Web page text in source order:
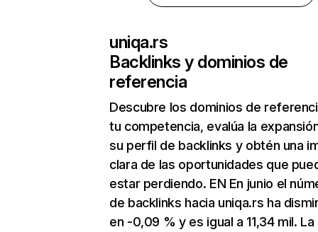
uniqa.rs
Backlinks y dominios de
referencia
Descubre los dominios de
tu competencia, evalúa la
su perfil de backlinks y obtén una
clara de las oportunidades que
estar perdiendo. EN En junio el
de backlinks hacia uniqa.rs ha
en -0,09 % y es igual a 11,34 mil. La